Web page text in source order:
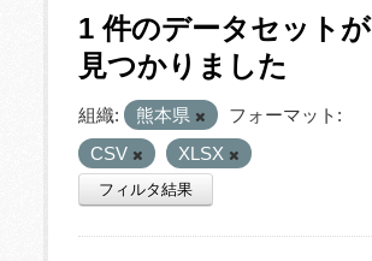
1 件のデータセットが
見つかりました
組織: 熊本県
フォーマット:
CSV
XLSX
フィルタ結果